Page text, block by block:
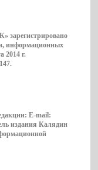
зарегистрировано
информационных
2014 г.
E-mail:
издания Калядин